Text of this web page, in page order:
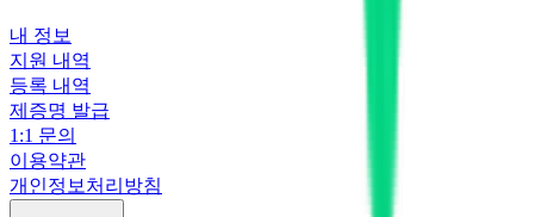
내 정보
지원 내역
등록 내역
제증명 발급
1:1 문의
이용약관
개인정보처리방침